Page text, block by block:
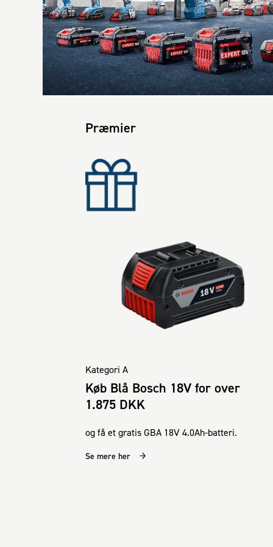
Præmier
Kategori A
Køb Blå Bosch 18V for over
1.875 DKK
og få et gratis GBA 18V 4.0Ah-batteri.
Se mere her